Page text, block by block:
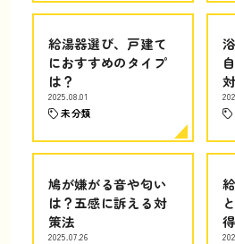
給湯器選び、戸建て
におすすめのタイプ
は？
2025.08.01
未分類
鳩が嫌がる音や匂い
は？五感に訴える対
策法
2025.07.26